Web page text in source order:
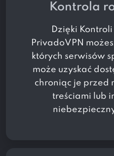
Kontrola
Dzięki
PrivadoVPN
których serwisów
może uzyskać
chroniąc je przed
treściami lub